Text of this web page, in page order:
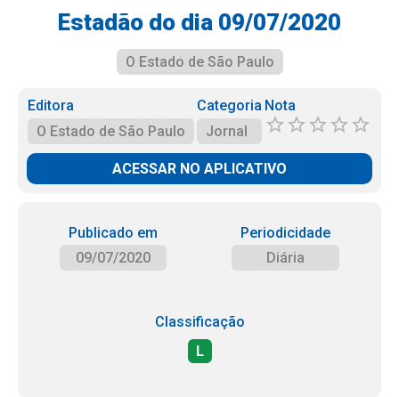
Estadão do dia 09/07/2020
O Estado de São Paulo
Editora
O Estado de São Paulo
Categoria
Jornal
Nota
ACESSAR NO APLICATIVO
Publicado em
09/07/2020
Periodicidade
Diária
Classificação
L